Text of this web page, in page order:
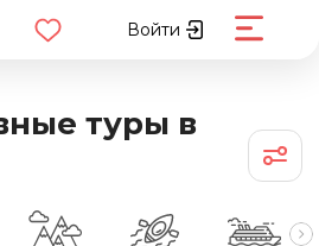
Войти
туры в